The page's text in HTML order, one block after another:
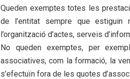
Queden exemptes totes les
de l’entitat sempre que estiguin
l’organització d’actes, serveis
No queden exemptes, per
associatives, com la formació, la
s’efectuïn fora de les quotes